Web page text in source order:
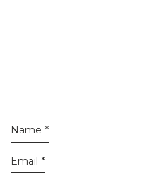
Name *
Email *